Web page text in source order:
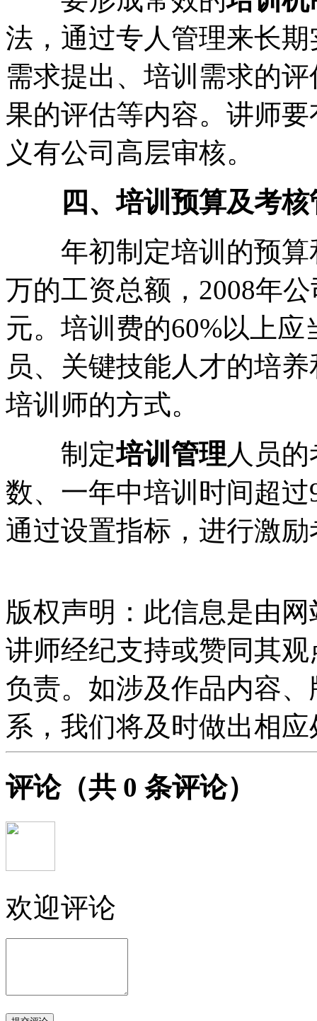
法，通过专人管理来长
需求提出、培训需求的
果的评估等内容。讲师
义有公司高层审核。
四、培训预算及考
年初制定培训的预算
万的工资总额，2008年
元。培训费的60%以上
员、关键技能人才的培
培训师的方式。
制定培训管理 人员
数、一年中培训时间超
通过设置指标，进行激励
版权声明：此信息是由
讲师经纪支持或赞同其
负责。如涉及作品内容
系，我们将及时做出相
评论（共 0 条评论）
欢迎评论